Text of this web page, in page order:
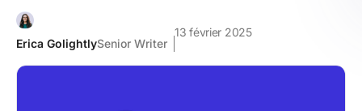
Erica GolightlySenior Writer
13 février 2025